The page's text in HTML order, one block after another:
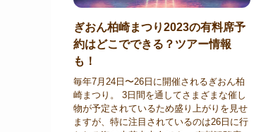
ぎおん柏崎まつり2023の有料席予
約はどこでできる？ツアー情報
も！
毎年7月24日〜26日に開催されるぎおん柏
崎まつり。 3日間を通してさまざまな催し
物が予定されているため盛り上がりを見せ
ますが、特に注目されているのは26日に行